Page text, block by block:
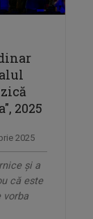
2025
2025
și a
că este
vorba